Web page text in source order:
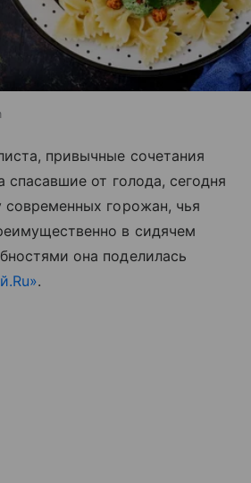
привычные сочетания
спасавшие от голода, сегодня
современных горожан, чья
в сидячем
она поделилась
.